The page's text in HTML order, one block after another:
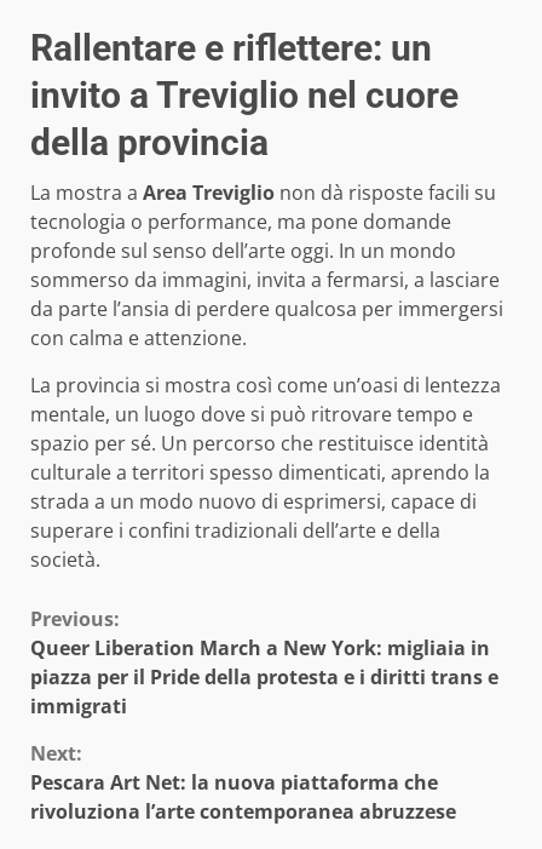
Rallentare e riflettere: un
invito a Treviglio nel cuore
della provincia
La mostra a Area Treviglio non dà risposte facili su
tecnologia o performance, ma pone domande
profonde sul senso dell’arte oggi. In un mondo
sommerso da immagini, invita a fermarsi, a lasciare
da parte l’ansia di perdere qualcosa per immergersi
con calma e attenzione.
La provincia si mostra così come un’oasi di lentezza
mentale, un luogo dove si può ritrovare tempo e
spazio per sé. Un percorso che restituisce identità
culturale a territori spesso dimenticati, aprendo la
strada a un modo nuovo di esprimersi, capace di
superare i confini tradizionali dell’arte e della
società.
Continue
Reading
Previous:
Queer Liberation March a New York: migliaia in
piazza per il Pride della protesta e i diritti trans e
immigrati
Next:
Pescara Art Net: la nuova piattaforma che
rivoluziona l’arte contemporanea abruzzese